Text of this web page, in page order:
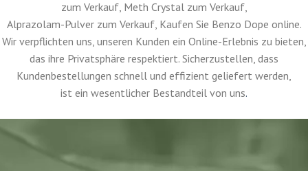
STEALTH-VERPACKUNG ZU KAUFEN
Bezugsquellen Forschungschemikalien sicher und sicher online
kaufen
Alprazolam-Pulver zum Verkauf, Kaufen Sie Benzo Dope online.